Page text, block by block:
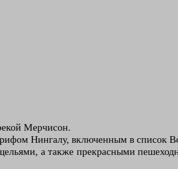
Мерчисон.
Нингалу, включенным в список
а также прекрасными